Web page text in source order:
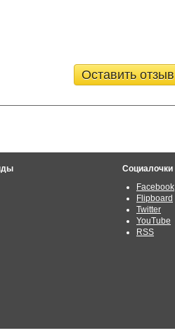
Оставить отзыв
Социалочки
Facebook
Flipboard
Twitter
YouTube
RSS